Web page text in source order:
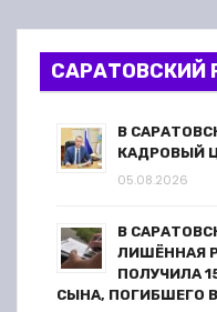
о
САРАТОВСКИЙ
В
КАДРОВЫЙ
05.08.2026
В
ЛИШЁННАЯ
ПОЛУЧИЛА
СЫНА, ПОГИБШЕГО